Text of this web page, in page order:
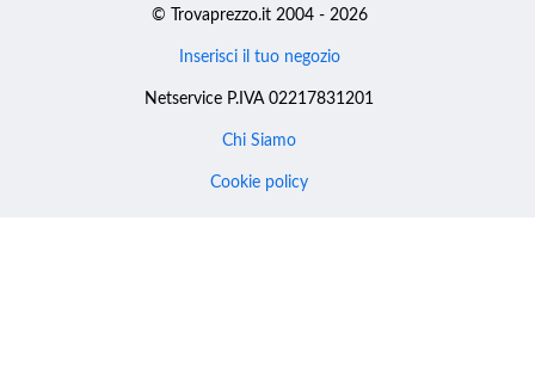
© Trovaprezzo.it 2004 - 2026
Inserisci il tuo negozio
Netservice P.IVA 02217831201
Chi Siamo
Cookie policy